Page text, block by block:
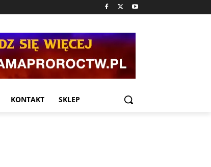
KONTAKT SKLEP